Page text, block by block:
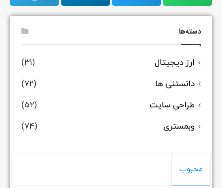
دسته‌ها
ارز دیجیتال
دانستنی ها
طراحی سایت
وبمستری
محبوب